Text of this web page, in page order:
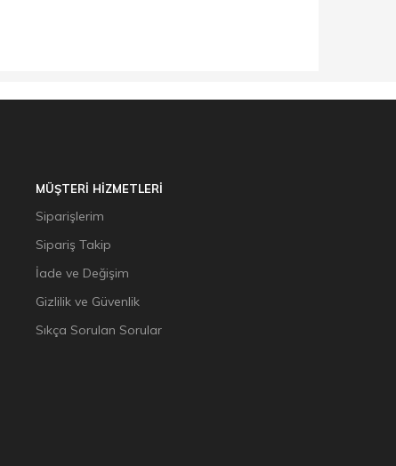
MÜŞTERİ HİZMETLERİ
Siparişlerim
Sipariş Takip
İade ve Değişim
Gizlilik ve Güvenlik
Sıkça Sorulan Sorular